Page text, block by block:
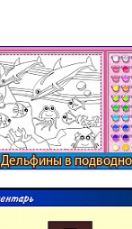
Дельфины в